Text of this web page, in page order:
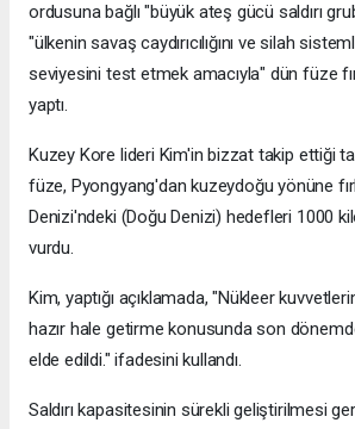
ordusuna bağlı "büyük ateş gücü saldırı
"ülkenin savaş caydırıcılığını ve silah
seviyesini test etmek amacıyla" dün füze
yaptı.
Kuzey Kore lideri Kim'in bizzat takip ettiği
füze, Pyongyang'dan kuzeydoğu yönüne
Denizi'ndeki (Doğu Denizi) hedefleri 1000
vurdu.
Kim, yaptığı açıklamada, "Nükleer
hazır hale getirme konusunda son
elde edildi." ifadesini kullandı.
Saldırı kapasitesinin sürekli geliştirilmesi